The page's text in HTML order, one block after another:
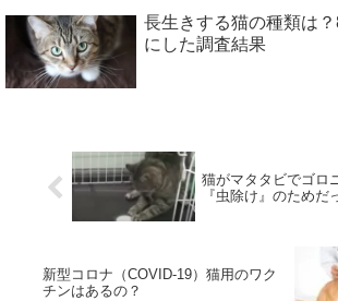
長生きする猫の種類は
にした調査結果
猫がマタタビでゴロ
『虫除け』のためだ
新型コロナ（COVID-19）猫用のワク
チンはあるの？